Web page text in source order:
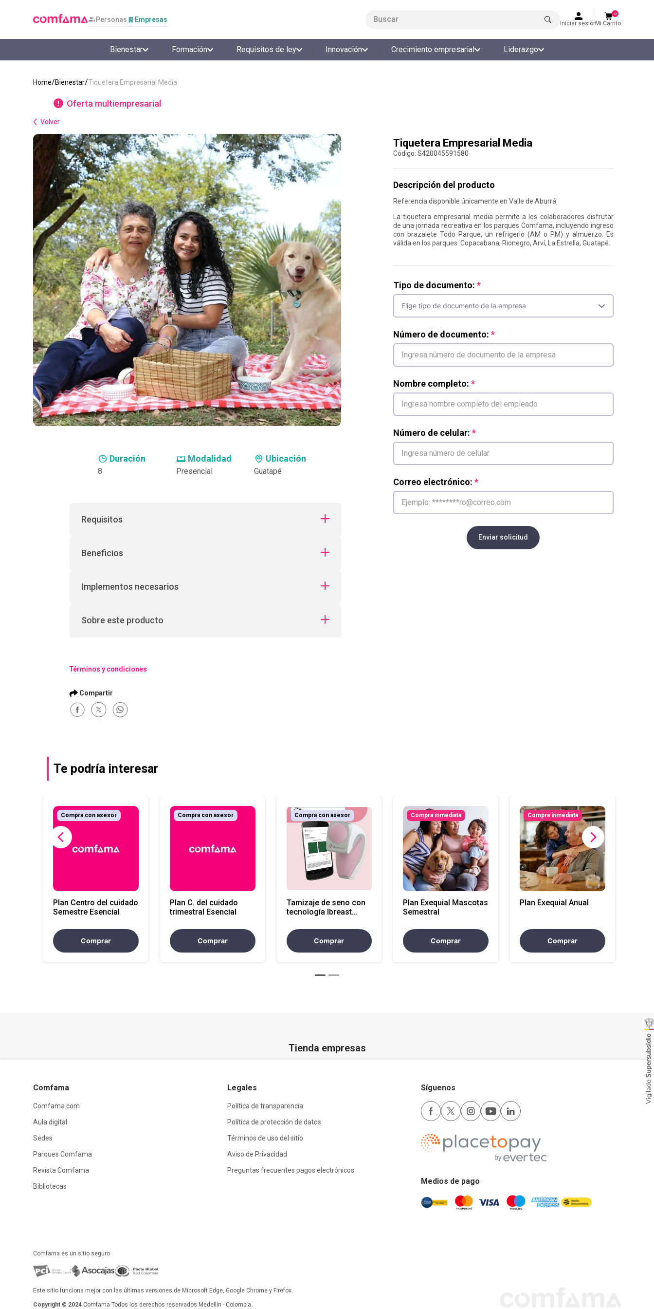
Personas Empresas Iniciar sesiónMi Carrito
0
Bienestar Formación Requisitos de ley Innovación Crecimiento empresarial Liderazgo
Bienestar Tiquetera Empresarial Media
Oferta multiempresarial
Volver
Duración
8
Modalidad
Presencial
Ubicación
Guatapé
Requisitos
Beneficios
Implementos necesarios
Sobre este producto
Términos y condiciones
Tiquetera Empresarial Media
: S420045591580
Descripción del producto
Referencia disponible únicamente en Valle de Aburrá
La tiquetera empresarial media permite a los colaboradores disfrutar
de una jornada recreativa en los parques Comfama, incluyendo ingreso
con brazalete Todo Parque, un refrigerio (AM o PM) y almuerzo. Es
válida en los parques: Copacabana, Rionegro, Arví, La Estrella, Guatapé.
Tipo de documento:
Número de documento:
Nombre completo:
Número de celular:
Correo electrónico:
Enviar solicitud
Te podría interesar
Plan Centro del cuidado
Semestre Esencial
Comprar
Compra con asesor
Plan C. del cuidado
trimestral Esencial
Comprar
Compra con asesor
Tamizaje de seno con
tecnología Ibreast
Comprar
Compra con asesor
Plan Exequial Mascotas
Semestral
Comprar
Compra inmediata
Plan Exequial Anual
Comprar
Compra inmediata
Tienda empresas
Comfama
Comfama.com
Aula digital
Sedes
Parques Comfama
Revista Comfama
Bibliotecas
Legales
Política de transparencia
Política de protección de datos
Términos de uso del sitio
Aviso de Privacidad
Preguntas frecuentes pagos electrónicos
Síguenos
Medios de pago
Comfama es un sitio seguro
Este sitio funciona mejor con las últimas versiones de Microsoft Edge, Google Chrome y Firefox.
Copyright © 2024 Comfama Todos los derechos reservados Medellín - Colombia.
LO MÁS BUSCADO
1.
smart fit
6.
tiqueteras
7.
talleres creativos
salon
9.
refrigerio
10. retiro laboral